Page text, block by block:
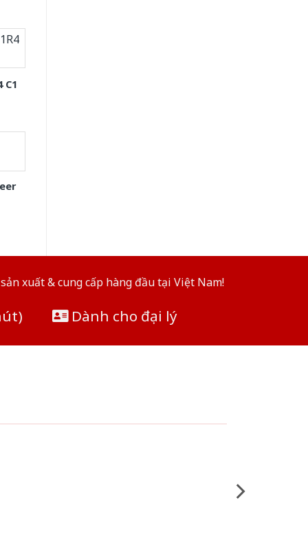
C1
xuất & cung cấp hàng đầu tại Việt Nam!
Dành cho đại lý